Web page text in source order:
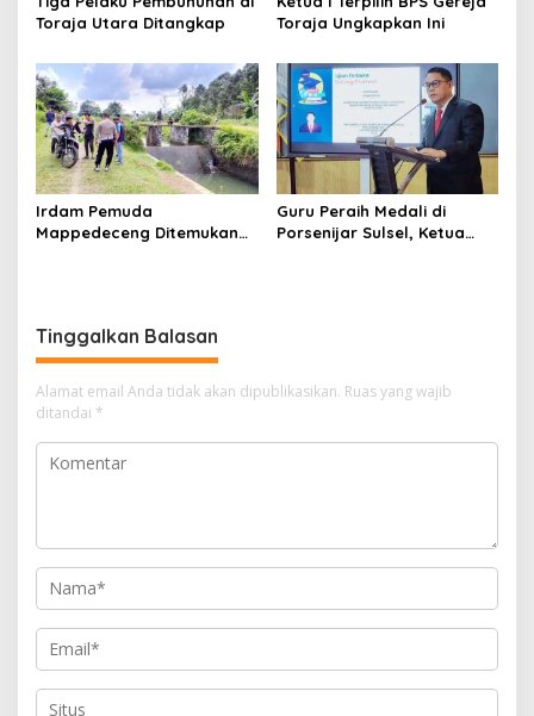
Toraja Utara Ditangkap
Toraja Ungkapkan Ini
Irdam Pemuda
Mappedeceng Ditemukan
Guru Peraih Medali di
Porsenijar Sulsel, Ketua
Tinggalkan Balasan
Alamat email Anda tidak akan dipublikasikan. Ruas yang wajib
ditandai *